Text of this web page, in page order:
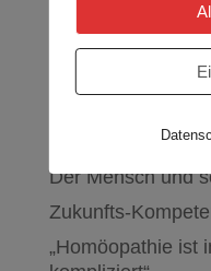
Neueste Beiträge
Der Mensch und
Zukunfts-
„Homöopathie ist